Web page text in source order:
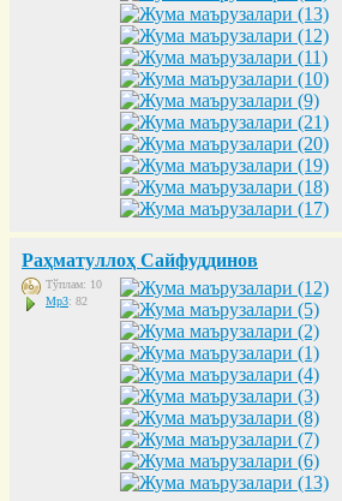
Раҳматуллоҳ Сайфуддинов
Тўплам: 10
Mp3: 82